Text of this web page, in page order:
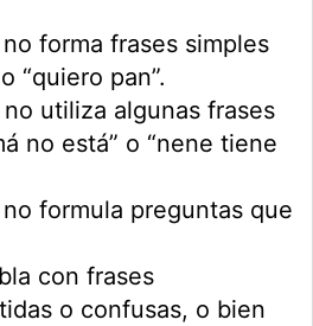
forma frases simples
“quiero pan”.
utiliza algunas frases
no está” o “nene tiene
formula preguntas que
con frases
o confusas, o bien